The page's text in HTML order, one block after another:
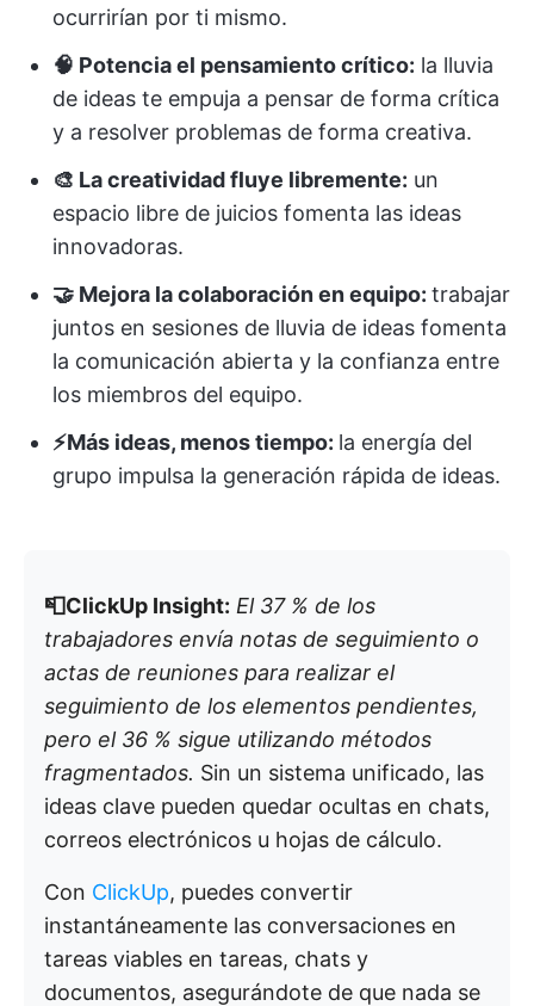
ocurrirían por ti mismo.
🧠 Potencia el pensamiento crítico: la lluvia
de ideas te empuja a pensar de forma crítica
y a resolver problemas de forma creativa.
🎨 La creatividad fluye libremente: un
espacio libre de juicios fomenta las ideas
innovadoras.
🤝 Mejora la colaboración en equipo: trabajar
juntos en sesiones de lluvia de ideas fomenta
la comunicación abierta y la confianza entre
los miembros del equipo.
⚡Más ideas, menos tiempo: la energía del
grupo impulsa la generación rápida de ideas.
📮ClickUp Insight: El 37 % de los
trabajadores envía notas de seguimiento o
actas de reuniones para realizar el
seguimiento de los elementos pendientes,
pero el 36 % sigue utilizando métodos
fragmentados. Sin un sistema unificado, las
ideas clave pueden quedar ocultas en chats,
correos electrónicos u hojas de cálculo.
Con ClickUp, puedes convertir
instantáneamente las conversaciones en
tareas viables en tareas, chats y
documentos, asegurándote de que nada se